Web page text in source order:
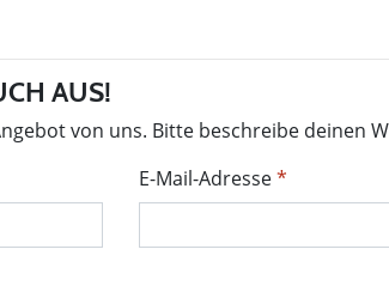
AUS!
von uns. Bitte beschreibe deinen
E-Mail-Adresse